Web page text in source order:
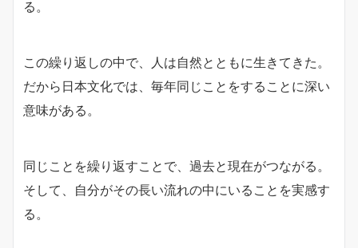
る。
この繰り返しの中で、人は自然とともに生きてきた。
だから日本文化では、毎年同じことをすることに深い
意味がある。
同じことを繰り返すことで、過去と現在がつながる。
そして、自分がその長い流れの中にいることを実感す
る。